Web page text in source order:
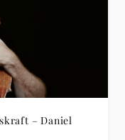
– Daniel